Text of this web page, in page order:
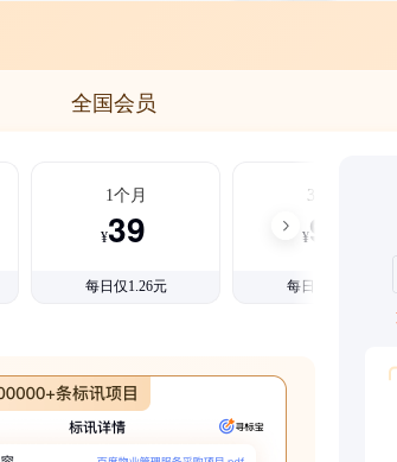
全国会员
1个月
¥39
每日仅1.26元
3个月
¥99
每日仅1.08元